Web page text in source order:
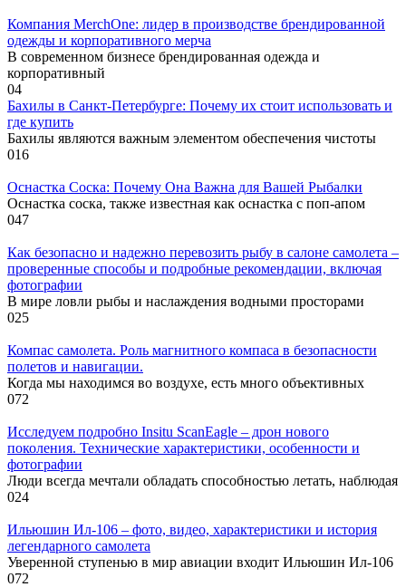
Компания MerchOne: лидер в производстве брендированной
одежды и корпоративного мерча
В современном бизнесе брендированная одежда и
корпоративный
04
Бахилы в Санкт-Петербурге: Почему их стоит использовать и
где купить
Бахилы являются важным элементом обеспечения чистоты
016
Оснастка Соска: Почему Она Важна для Вашей Рыбалки
Оснастка соска, также известная как оснастка с поп-апом
047
Как безопасно и надежно перевозить рыбу в салоне самолета –
проверенные способы и подробные рекомендации, включая
фотографии
В мире ловли рыбы и наслаждения водными просторами
025
Компас самолета. Роль магнитного компаса в безопасности
полетов и навигации.
Когда мы находимся во воздухе, есть много объективных
072
Исследуем подробно Insitu ScanEagle – дрон нового
поколения. Технические характеристики, особенности и
фотографии
Люди всегда мечтали обладать способностью летать, наблюдая
024
Ильюшин Ил-106 – фото, видео, характеристики и история
легендарного самолета
Уверенной ступенью в мир авиации входит Ильюшин Ил-106
072